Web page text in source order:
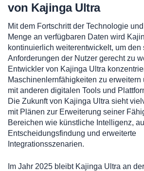
von Kajinga Ultra
Mit dem Fortschritt der Technologie
Menge an verfügbaren Daten wird
kontinuierlich weiterentwickelt, um den
Anforderungen der Nutzer gerecht zu
Entwickler von Kajinga Ultra
Maschinenlernfähigkeiten zu erweitern
mit anderen digitalen Tools und
Die Zukunft von Kajinga Ultra sieht
mit Plänen zur Erweiterung seiner
Bereichen wie künstliche Intelligenz,
Entscheidungsfindung und erweiterte
Integrationsszenarien.
Im Jahr 2025 bleibt Kajinga Ultra an